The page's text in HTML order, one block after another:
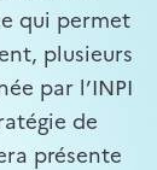
qui permet
plusieurs
par l’INPI
de
présente